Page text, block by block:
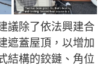
議除了依法興建合
遮蓋屋頂，以增加
結構的鉸鏈、角位